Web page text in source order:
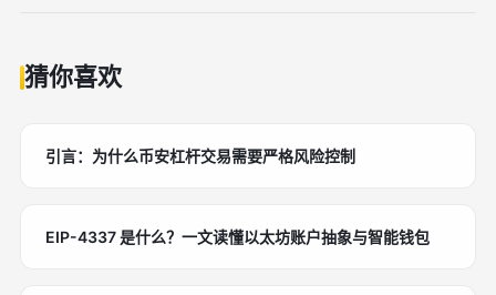
猜你喜欢
引言：为什么币安杠杆交易需要严格风险控制
EIP-4337 是什么？一文读懂以太坊账户抽象与智能钱包